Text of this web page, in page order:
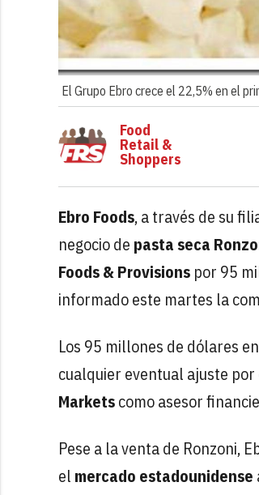
El Grupo Ebro crece el 22,5% en el
Food
Retail &
Shoppers
Ebro Foods, a través de su
negocio de pasta seca
Foods & Provisions por 95
informado este martes la
Los 95 millones de dólares
cualquier eventual ajuste
Marketscomo asesor
Pese a la venta de Ronzoni,
el mercado estadounidense